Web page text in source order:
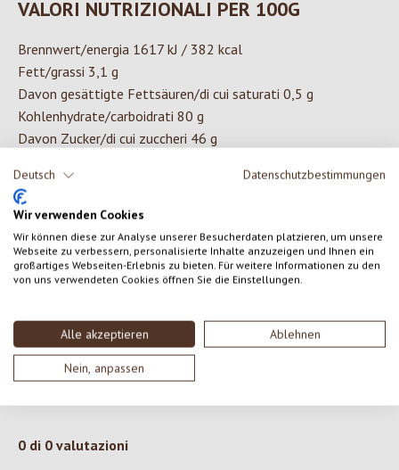
Deutsch Datenschutzbestimmungen
Wir verwenden Cookies
Wir können diese zur Analyse unserer Besucherdaten platzieren, um unsere
Webseite zu verbessern, personalisierte Inhalte anzuzeigen und Ihnen ein
großartiges Webseiten-Erlebnis zu bieten. Für weitere Informationen zu den
von uns verwendeten Cookies öffnen Sie die Einstellungen.
Alle akzeptieren Ablehnen
Nein, anpassen
VALORI NUTRIZIONALI PER 100G
Brennwert/energia 1617 kJ / 382 kcal
Fett/grassi 3,1 g
Davon gesättigte Fettsäuren/di cui saturati 0,5 g
Kohlenhydrate/carboidrati 80 g
Davon Zucker/di cui zuccheri 46 g
Eiweiß/proteine 6,2 g
Salz/sale < 0,01 g
INGREDIENTI
barbabietola*, amido di mais*, cannella*
*da agricoltura biologica certificata
0 di 0 valutazioni